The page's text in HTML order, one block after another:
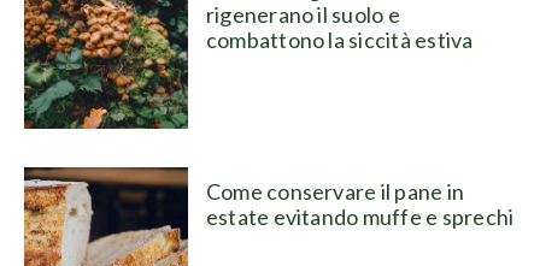
rigenerano il suolo e
combattono la siccità estiva
Come conservare il pane in
estate evitando muffe e sprechi